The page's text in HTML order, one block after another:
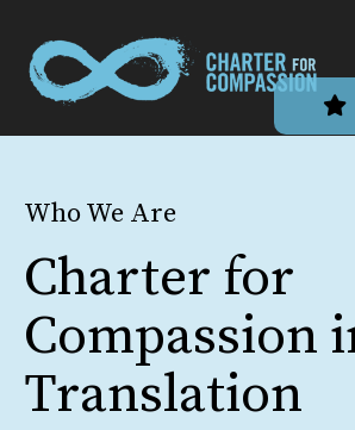
Who We Are
Charter for
Compassion
Translation